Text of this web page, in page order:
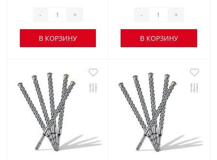
- +
В КОРЗИНУ
- +
В КОРЗИНУ